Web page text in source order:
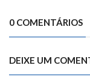
0 COMENTÁRIOS
DEIXE UM